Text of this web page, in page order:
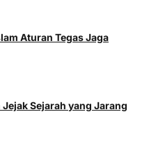
Aturan Tegas Jaga
Jejak Sejarah yang Jarang